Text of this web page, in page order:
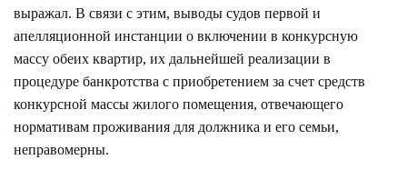
выражал. В связи с этим, выводы судов первой и
апелляционной инстанции о включении в конкурсную
массу обеих квартир, их дальнейшей реализации в
процедуре банкротства с приобретением за счет средств
конкурсной массы жилого помещения, отвечающего
нормативам проживания для должника и его семьи,
неправомерны.